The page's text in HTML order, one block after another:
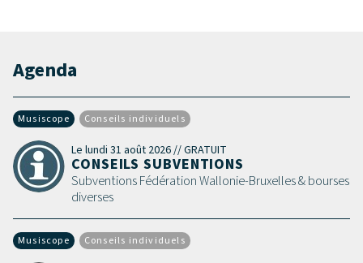
Agenda
Musiscope Conseils individuels
Le lundi 31 août 2026 // GRATUIT
CONSEILS SUBVENTIONS
Subventions Fédération Wallonie-Bruxelles & bourses
diverses
Musiscope Conseils individuels